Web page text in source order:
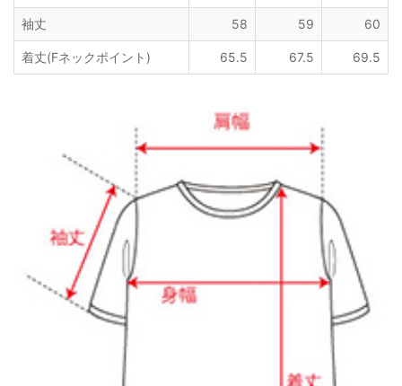
袖丈 58 59 60
着丈(Fネックポイント) 65.5 67.5 69.5